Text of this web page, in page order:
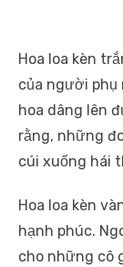
Hoa loa kèn
của người phụ
hoa dâng lên
rằng, những
cúi xuống hái
Hoa loa kèn
hạnh phúc.
cho những cô